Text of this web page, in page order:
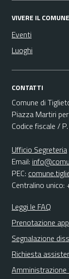
VIVERE IL COMUNE
Eventi
Luoghi
CONTATTI
Comune di
Piazza Martiri
Codice fiscale /
Ufficio Segreteria
Email:
PEC:
Centralino
Leggi le FAQ
Prenotazione
Segnalazione
Richiesta